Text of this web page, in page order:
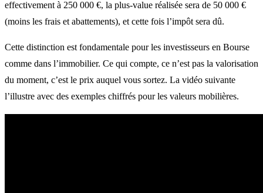
effectivement à 250 000 €, la plus-value réalisée sera de 50 000 €
(moins les frais et abattements), et cette fois l’impôt sera dû.
Cette distinction est fondamentale pour les investisseurs en Bourse
comme dans l’immobilier. Ce qui compte, ce n’est pas la valorisation
du moment, c’est le prix auquel vous sortez. La vidéo suivante
l’illustre avec des exemples chiffrés pour les valeurs mobilières.